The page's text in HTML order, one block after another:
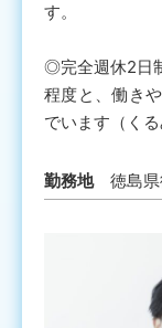
す。
◎完全週休2日
程度と、働き
でいます（くる
勤務地 徳島